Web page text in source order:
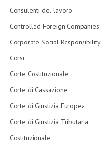
Consulenti del lavoro
Controlled Foreign Companies
Corporate Social Responsibility
Corsi
Corte Costituzionale
Corte di Cassazione
Corte di Giustizia Europea
Corte di Giustizia Tributaria
Costituzionale